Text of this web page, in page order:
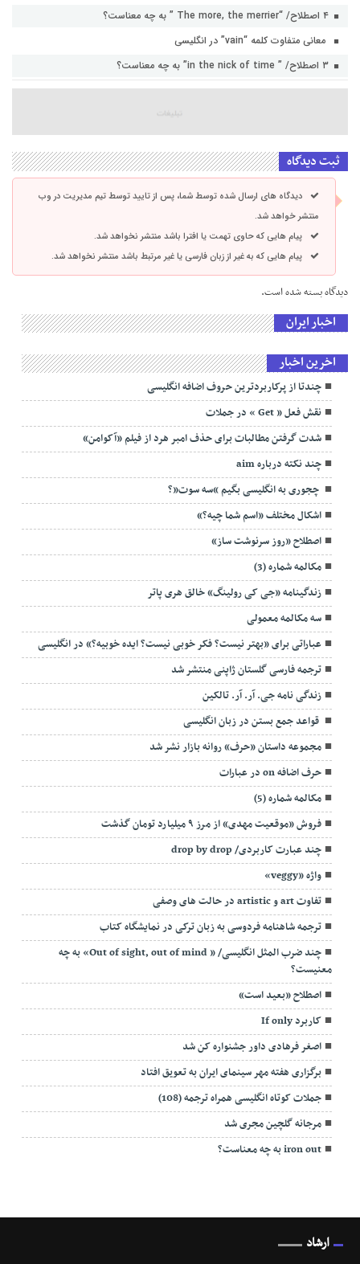
معانی متفاوت کلمه “vain” در انگلیسی
ثبت دیدگاه
دیدگاه های ارسال شده توسط شما، پس از تایید توسط تیم مدیریت در وب
منتشر خواهد شد.
پیام هایی که حاوی تهمت یا افترا باشد منتشر نخواهد شد.
پیام هایی که به غیر از زبان فارسی یا غیر مرتبط باشد منتشر نخواهد شد.
دیدگاه بسته شده است.
اخبار ایران
اخرین اخبار
چندتا از پرکاربردترین حروف اضافه انگلیسی
نقش فعل « Get » در جملات
شدت گرفتن مطالبات برای حذف امبر هرد از فیلم «آکوامن»
چند نکته درباره aim
چجوری به انگلیسی بگیم “سه سوت”؟
اشکال مختلف «اسم شما چیه؟»
اصطلاح «روز سرنوشت ساز»
مکالمه شماره (3)
زندگینامه «جی کی رولینگ» خالق هری پاتر
سه مکالمه معمولی
عباراتی برای «بهتر نیست؟ فکر خوبی نیست؟ ایده خوبیه؟» در انگلیسی
ترجمه فارسی گلستان ژاپنی منتشر شد
زندگی نامه جی. آر. آر. تالکین
قواعد جمع بستن در زبان انگلیسی
مجموعه داستان «حرف» روانه بازار نشر شد
حرف اضافه on در عبارات
مکالمه شماره (5)
فروش «موقعیت مهدی» از مرز ۹ میلیارد تومان گذشت
چند عبارت کاربردی/ drop by drop
واژه «veggy»
تفاوت art و artistic در حالت های وصفی
ترجمه شاهنامه فردوسی به زبان ترکی در نمایشگاه کتاب
چند ضرب المثل انگلیسی/ « Out of sight, out of mind» به چه
معنیست؟
اصطلاح «بعید است»
کاربرد If only
اصغر فرهادی داور جشنواره کن شد
برگزاری هفته مهر سینمای ایران به تعویق افتاد
جملات کوتاه انگلیسی همراه ترجمه (108)
مرجانه گلچین مجری شد
iron out به چه معناست؟
ارشاد